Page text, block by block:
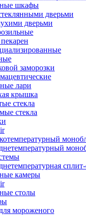
шкафы
дверьми
дверьми
заморозки
лари
крышка
стекла
стекла
камеры
столы
мороженого